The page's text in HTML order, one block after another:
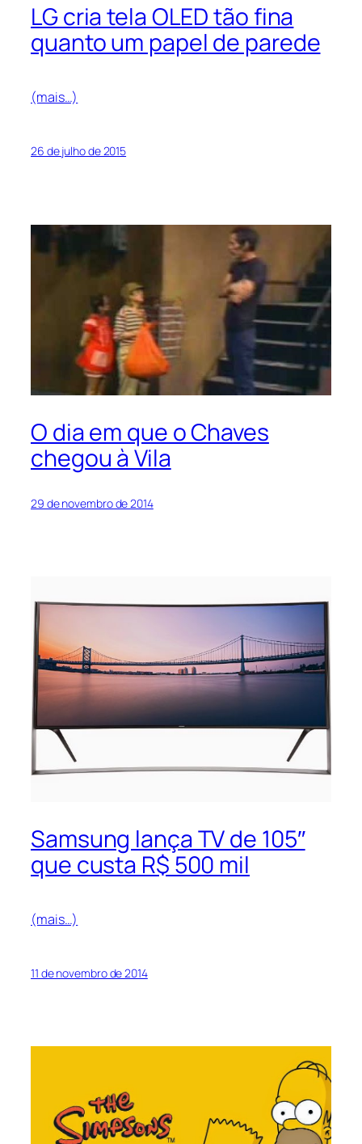
LG cria tela OLED tão fina
quanto um papel de parede
(mais…)
26 de julho de 2015
O dia em que o Chaves
chegou à Vila
29 de novembro de 2014
Samsung lança TV de 105″
que custa R$ 500 mil
(mais…)
11 de novembro de 2014